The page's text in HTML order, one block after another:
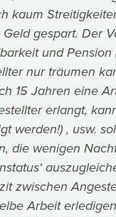
kaum
gespart. Der
und Pension
nur träumen
15 Jahren eine
erlangt,
werden!) , usw.
die wenigen
zwischen
Arbeit